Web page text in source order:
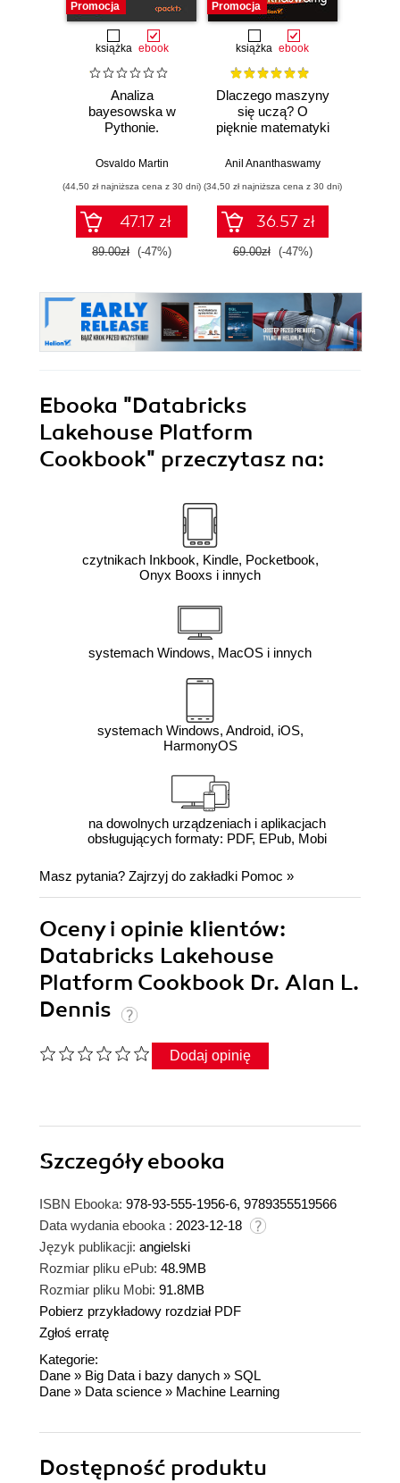
Promocja
książka ebook
Analiza
bayesowska w
Pythonie.
przewodnik po
probabilistycznym.
Wydanie III
Osvaldo Martin
(44,50 zł najniższa cena z 30 dni)
47.17 zł
89.00zł (-47%)
Promocja
książka ebook
Dlaczego maszyny
się uczą? O
pięknie matematyki
współczesnej
inteligencji
Anil Ananthaswamy
(34,50 zł najniższa cena z 30 dni)
36.57 zł
69.00zł (-47%)
Ebooka "Databricks
Lakehouse Platform
Cookbook" przeczytasz na:
czytnikach Inkbook, Kindle, Pocketbook,
Onyx Booxs i innych
systemach Windows, MacOS i innych
systemach Windows, Android, iOS,
HarmonyOS
na dowolnych urządzeniach i aplikacjach
obsługujących formaty: PDF, EPub, Mobi
Masz pytania? Zajrzyj do zakładki Pomoc »
Oceny i opinie klientów:
Databricks Lakehouse
Platform Cookbook Dr. Alan L.
Dennis
Dodaj opinię
Szczegółyebooka
ISBN Ebooka: 978-93-555-1956-6, 9789355519566
Data wydania ebooka : 2023-12-18
Język publikacji: angielski
Rozmiar pliku ePub: 48.9MB
Rozmiar pliku Mobi: 91.8MB
Pobierz przykładowy rozdział PDF
Zgłoś erratę
Kategorie:
Dane » Big Data i bazy danych » SQL
Dane » Data science » Machine Learning
Dostępność produktu